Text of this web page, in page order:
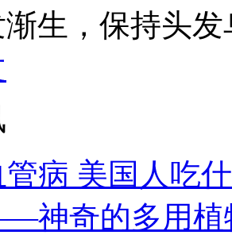
生，保持头
病 美国人吃
神奇的多用植